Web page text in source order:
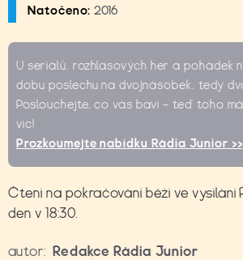
Natočeno: 2016
U seriálů, rozhlasových her a pohádek
dobu poslechu na dvojnásobek, tedy
Poslouchejte, co vás baví – teď toho
víc!
Prozkoumejte nabídku Rádia Junior >>
Čtení na pokračování běží ve vysílání
den v 18:30.
autor: Redakce Rádia Junior